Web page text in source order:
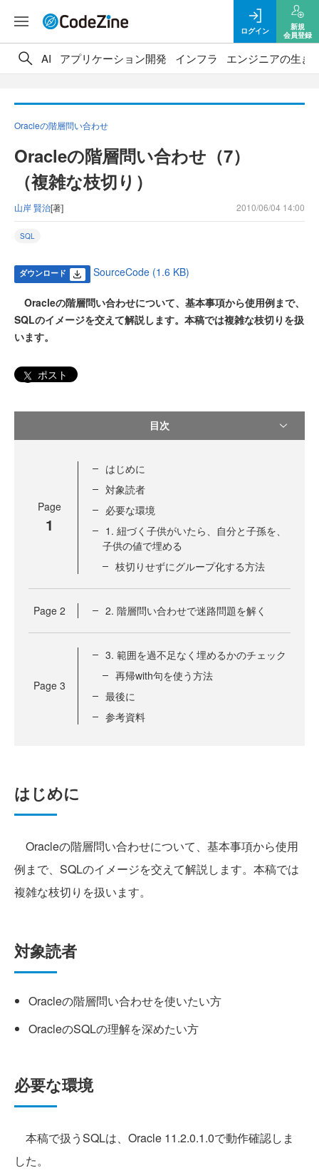
ログイン
新規
会員登録
AI アプリケーション開発 インフラ エンジニアの生き
Oracleの階層問い合わせ
Oracleの階層問い合わせ（7）
（複雑な枝切り）
山岸 賢治[著] 2010/06/04 14:00
SQL
ダウンロード SourceCode (1.6 KB)
Oracleの階層問い合わせについて、基本事項から使用例まで、
SQLのイメージを交えて解説します。本稿では複雑な枝切りを扱
います。
ポスト
目次
Page
1
はじめに
対象読者
必要な環境
1. 紐づく子供がいたら、自分と子孫を、
子供の値で埋める
枝切りせずにグループ化する方法
Page 2 2. 階層問い合わせで迷路問題を解く
Page 3
3. 範囲を過不足なく埋めるかのチェック
再帰with句を使う方法
最後に
参考資料
はじめに
Oracleの階層問い合わせについて、基本事項から使用
例まで、SQLのイメージを交えて解説します。本稿では
複雑な枝切りを扱います。
対象読者
Oracleの階層問い合わせを使いたい方
OracleのSQLの理解を深めたい方
必要な環境
本稿で扱うSQLは、Oracle 11.2.0.1.0で動作確認しま
した。